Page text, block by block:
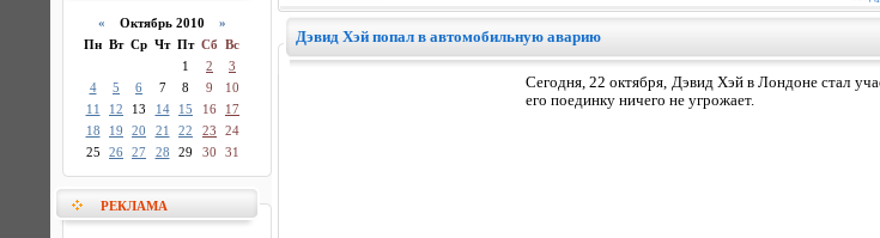
« Октябрь 2010 »
Пн Вт Ср Чт Пт Сб Вс
1
2
3
4
5 6 7 8 9
10
11
12 13 14 15 16
17
18
19 20 21 22 23
24
25
26 27 28 29 30 31
РЕКЛАМА
Дэвид Хэй попал в автомобильную аварию
Сегодня, 22 октября, Дэвид Хэй в Лондоне стал
его поединку ничего не угрожает.